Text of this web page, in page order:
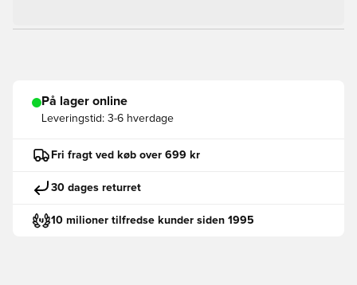
På lager online
Leveringstid: 3-6 hverdage
Fri fragt ved køb over 699 kr
30 dages returret
10 milioner tilfredse kunder siden 1995